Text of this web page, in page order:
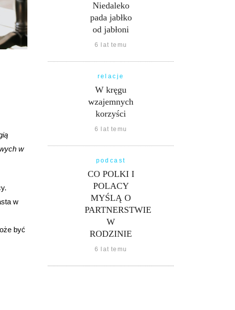
w
w
być
Niedaleko
pada jabłko
od jabłoni
6 lat temu
relacje
W kręgu
wzajemnych
korzyści
6 lat temu
podcast
CO POLKI I
POLACY
MYŚLĄ O
PARTNERSTWIE
W
RODZINIE
6 lat temu